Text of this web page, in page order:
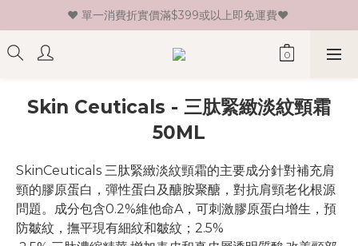
♥ 新會員登記即送HK$30 現金卷♥
♥ 單一消費折實價滿$399或以上即免運費♥
♥ 新會員登記即送HK$30 現金卷♥
Skin Ceuticals - 三肽緊緻淡紋頸霜
50ML
SkinCeuticals 三肽緊緻淡紋頸霜的主要成分針對補充肩
頸的膠原蛋白，彈性蛋白及醣胺聚醣，對抗肩頸老化根源
問題。成分包含0.2%維他命A，可刺激膠原蛋白增生，預
防皺紋，撫平現有細紋和皺紋；2.5%